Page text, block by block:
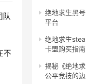
队
不
绝地求生黑
平台
绝地求生
卡盟购买指南
揭秘《绝地
公平竞技的